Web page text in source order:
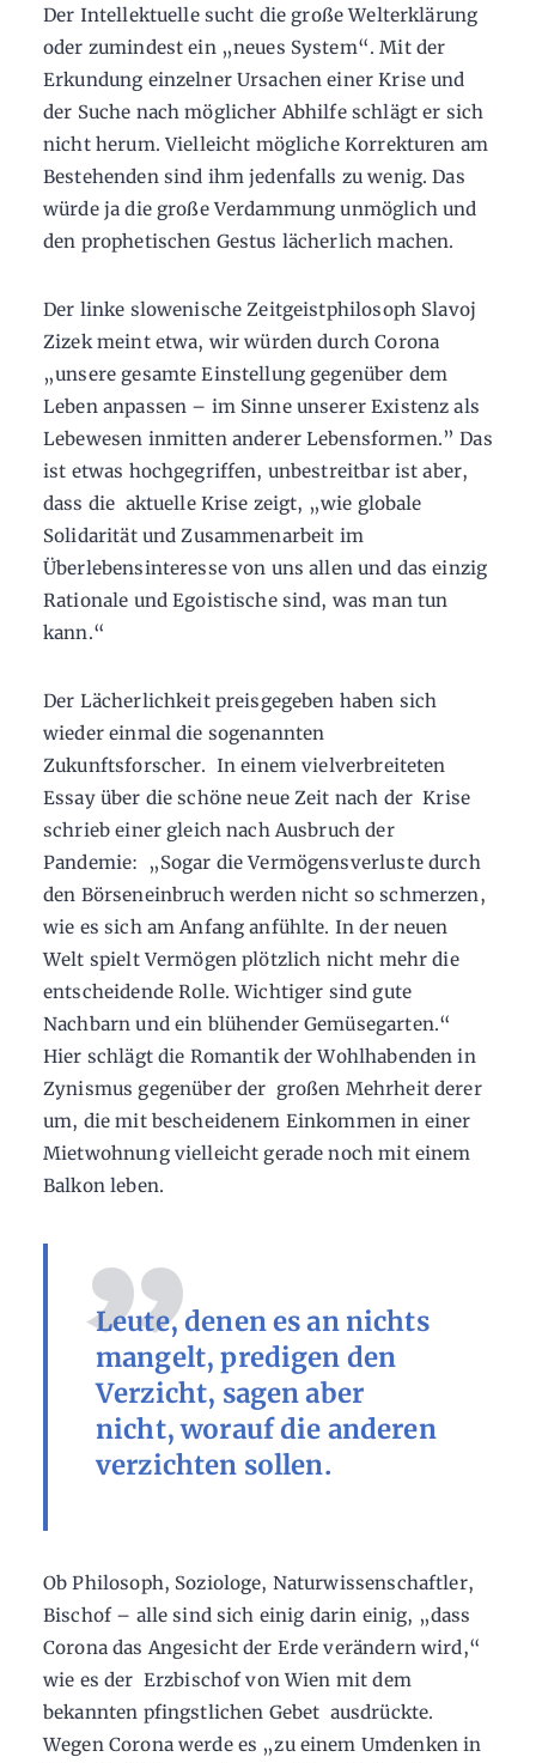
Der Intellektuelle sucht die große Welterklärung
oder zumindest ein „neues System“. Mit der
Erkundung einzelner Ursachen einer Krise und
der Suche nach möglicher Abhilfe schlägt er sich
nicht herum. Vielleicht mögliche Korrekturen am
Bestehenden sind ihm jedenfalls zu wenig. Das
würde ja die große Verdammung unmöglich und
den prophetischen Gestus lächerlich machen.
Der linke slowenische Zeitgeistphilosoph Slavoj
Zizek meint etwa, wir würden durch Corona
„unsere gesamte Einstellung gegenüber dem
Leben anpassen – im Sinne unserer Existenz als
Lebewesen inmitten anderer Lebensformen.” Das
ist etwas hochgegriffen, unbestreitbar ist aber,
dass die aktuelle Krise zeigt, „wie globale
Solidarität und Zusammenarbeit im
Überlebensinteresse von uns allen und das einzig
Rationale und Egoistische sind, was man tun
kann.“
Der Lächerlichkeit preisgegeben haben sich
wieder einmal die sogenannten
Zukunftsforscher. In einem vielverbreiteten
Essay über die schöne neue Zeit nach der Krise
schrieb einer gleich nach Ausbruch der
Pandemie: „Sogar die Vermögensverluste durch
den Börseneinbruch werden nicht so schmerzen,
wie es sich am Anfang anfühlte. In der neuen
Welt spielt Vermögen plötzlich nicht mehr die
entscheidende Rolle. Wichtiger sind gute
Nachbarn und ein blühender Gemüsegarten.“
Hier schlägt die Romantik der Wohlhabenden in
Zynismus gegenüber der großen Mehrheit derer
um, die mit bescheidenem Einkommen in einer
Mietwohnung vielleicht gerade noch mit einem
Balkon leben.
Leute, denen es an nichts
mangelt, predigen den
Verzicht, sagen aber
nicht, worauf die anderen
verzichten sollen.
Ob Philosoph, Soziologe, Naturwissenschaftler,
Bischof – alle sind sich einig darin einig, „dass
Corona das Angesicht der Erde verändern wird,“
wie es der Erzbischof von Wien mit dem
bekannten pfingstlichen Gebet ausdrückte.
Wegen Corona werde es „zu einem Umdenken in